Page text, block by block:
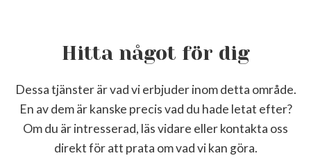
Hitta något för dig
Dessa tjänster är vad vi erbjuder inom detta område.
En av dem är kanske precis vad du hade letat efter?
Om du är intresserad, läs vidare eller kontakta oss
direkt för att prata om vad vi kan göra.